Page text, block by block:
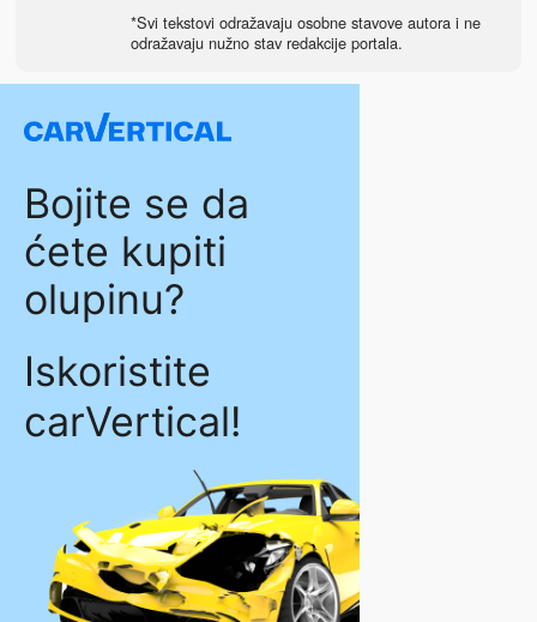
*Svi tekstovi odražavaju osobne stavove autora i ne
odražavaju nužno stav redakcije portala.